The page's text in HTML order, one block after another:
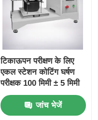
टिकाऊपन परीक्षण के लिए
एकल स्टेशन कोटिंग घर्षण
परीक्षक 100 मिमी ± 5 मिमी
स्ट्रोक और 6.5 ± 0.2m /
मिनट गति के साथ
जांच भेजें